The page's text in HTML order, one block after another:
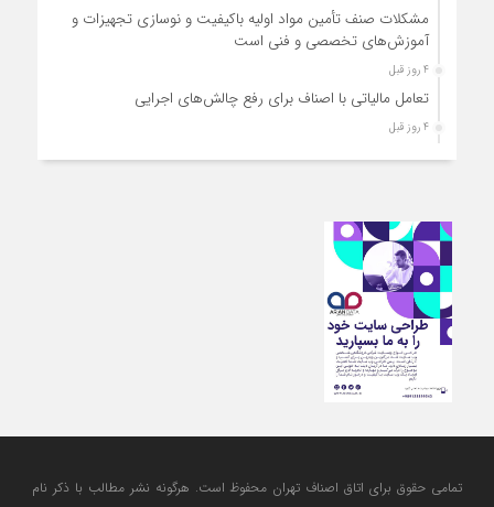
مشکلات صنف تأمین مواد اولیه باکیفیت و نوسازی تجهیزات و
آموزش‌های تخصصی و فنی است
4 روز قبل
تعامل مالیاتی با اصناف برای رفع چالش‌های اجرایی
4 روز قبل
توجه به دغدغه های اصناف، کلید حل مشکلات اقتصادی کشور
واحدهای مجاز انجام شود
تمامی حقوق برای اتاق اصناف تهران محفوظ است. هرگونه نشر مطالب با ذكر نام